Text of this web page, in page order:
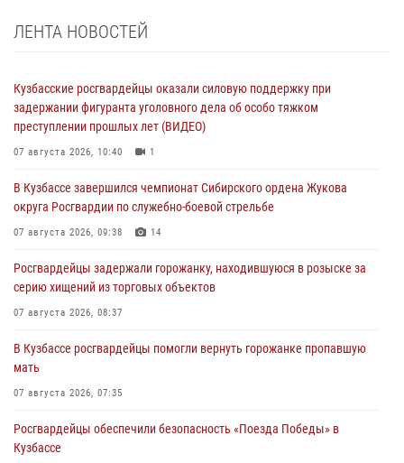
ЛЕНТА НОВОСТЕЙ
Кузбасские росгвардейцы оказали силовую поддержку при
задержании фигуранта уголовного дела об особо тяжком
преступлении прошлых лет (ВИДЕО)
07 августа 2026, 10:40 1
В Кузбассе завершился чемпионат Сибирского ордена Жукова
округа Росгвардии по служебно-боевой стрельбе
07 августа 2026, 09:38 14
Росгвардейцы задержали горожанку, находившуюся в розыске за
серию хищений из торговых объектов
07 августа 2026, 08:37
В Кузбассе росгвардейцы помогли вернуть горожанке пропавшую
мать
07 августа 2026, 07:35
Росгвардейцы обеспечили безопасность «Поезда Победы» в
Кузбассе